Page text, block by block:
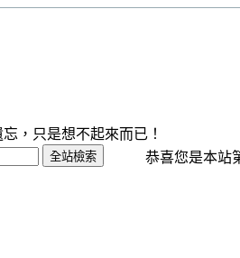
，只是想不起來而已！
恭喜您是本站